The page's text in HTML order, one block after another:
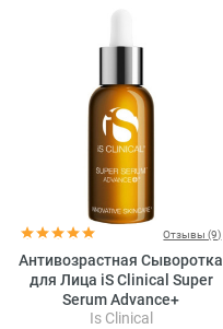
Отзывы (9)
Антивозрастная Сыворотка
для Лица iS Clinical Super
Serum Advance+
Is Clinical